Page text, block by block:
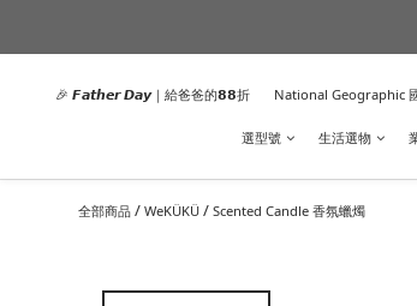
🎉 𝙁𝙖𝙩𝙝𝙚𝙧 𝘿𝙖𝙮｜給爸爸的𝟴𝟴折 National Geographic
選型號 生活選物
全部商品 / WeKÜKÜ / Scented Candle 香氛蠟燭